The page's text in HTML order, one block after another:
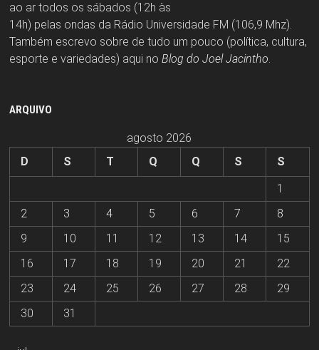
ao ar todos os sábados (12h às
14h) pelas ondas da Rádio Universidade FM (106,9 Mhz).
Também escrevo sobre de tudo um pouco (política, cultura,
esporte e variedades) aqui no Blog do Joel Jacintho.
ARQUIVO
agosto 2026
D
S T Q Q S
S
1
2
3 4 5 6 7
8
9
10 11 12 13 14
15
16
17 18 19 20 21
22
23
24 25 26 27 28
29
30
31